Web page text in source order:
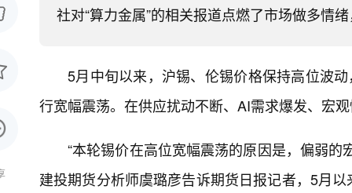
社对“算力金属”的相关报道点燃了市场做多情
5月中旬以来，沪锡、伦锡价格保持高位波
行宽幅震荡。在供应扰动不断、AI需求爆发、宏
“本轮锡价在高位宽幅震荡的原因是，偏弱
建投期货分析师虞璐彦告诉期货日报记者，5月